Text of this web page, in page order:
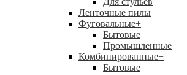
Ленточные пилы
Фуговальные+
Бытовые
Промышленные
Комбинированные+
Бытовые